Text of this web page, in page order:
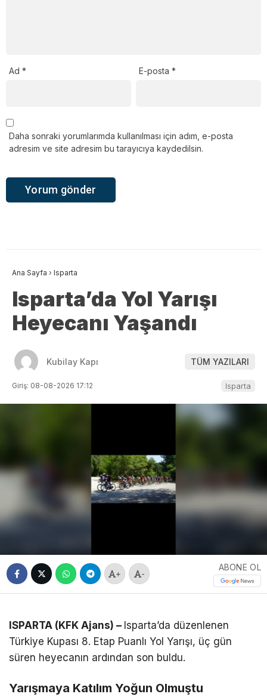
Ad * E-posta*
Daha sonraki yorumlarımda kullanılması için adım, e-posta
adresim ve site adresim bu tarayıcıya kaydedilsin.
Ana Sayfa › Isparta
Isparta’da Yol Yarışı
Heyecanı Yaşandı
Kubilay Kapı TÜM YAZILARI
Giriş: 08-08-2026 17:12 Isparta
+ -
ABONE OL
ISPARTA (KFK Ajans) – Isparta’da düzenlenen
Türkiye Kupası 8. Etap Puanlı Yol Yarışı, üç gün
süren heyecanın ardından son buldu.
Yarışmaya Katılım Yoğun Olmuştu